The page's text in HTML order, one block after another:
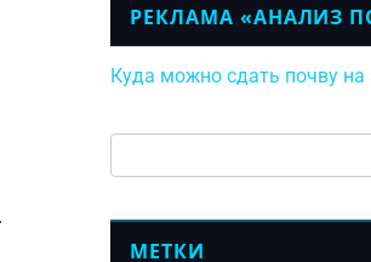
РЕКЛАМА «АНАЛИЗ
Куда можно сдать почву на
МЕТКИ